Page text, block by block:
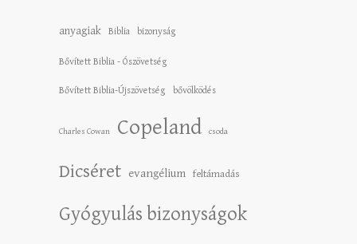
anyagiak Biblia bizonyság
Bővített Biblia - Ószövetség
Bővített Biblia-Újszövetség bővölködés
Charles Cowan Copeland csoda
Dicséret evangélium feltámadás
Gyógyulás bizonyságok